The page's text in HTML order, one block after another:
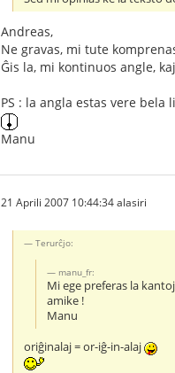
Andreas,
Ne gravas, mi tute
Ĝis la, mi kontinuos angle,
PS : la angla estas vere
Manu
21 Aprili 2007 10:44:34 alasiri
Terurĉjo:
manu_fr:
Mi ege preferas la
amike !
Manu
oriĝinalaj = or-iĝ-in-alaj